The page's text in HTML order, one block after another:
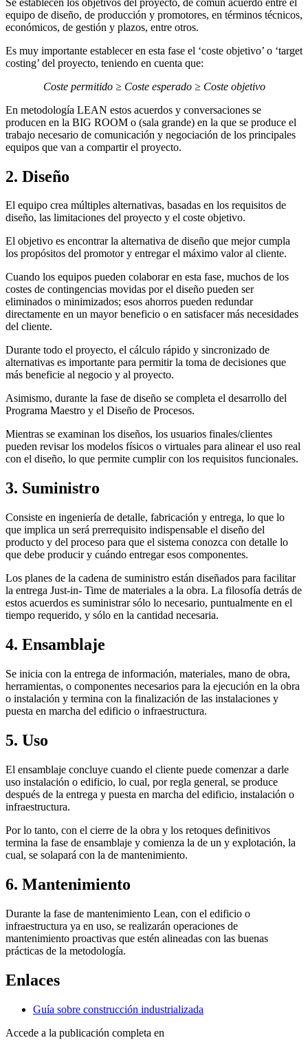
equipo de diseño, de producción y promotores, en términos técnicos,
económicos, de gestión y plazos, entre otros.
Es muy importante establecer en esta fase el ‘coste objetivo’ o ‘target
costing’ del proyecto, teniendo en cuenta que:
Coste permitido ≥ Coste esperado ≥ Coste objetivo
En metodología LEAN estos acuerdos y conversaciones se
producen en la BIG ROOM o (sala grande) en la que se produce el
trabajo necesario de comunicación y negociación de los principales
equipos que van a compartir el proyecto.
2. Diseño
El equipo crea múltiples alternativas, basadas en los requisitos de
diseño, las limitaciones del proyecto y el coste objetivo.
El objetivo es encontrar la alternativa de diseño que mejor cumpla
los propósitos del promotor y entregar el máximo valor al cliente.
Cuando los equipos pueden colaborar en esta fase, muchos de los
costes de contingencias movidas por el diseño pueden ser
eliminados o minimizados; esos ahorros pueden redundar
directamente en un mayor beneficio o en satisfacer más necesidades
del cliente.
Durante todo el proyecto, el cálculo rápido y sincronizado de
alternativas es importante para permitir la toma de decisiones que
más beneficie al negocio y al proyecto.
Asimismo, durante la fase de diseño se completa el desarrollo del
Programa Maestro y el Diseño de Procesos.
Mientras se examinan los diseños, los usuarios finales/clientes
pueden revisar los modelos físicos o virtuales para alinear el uso real
con el diseño, lo que permite cumplir con los requisitos funcionales.
3. Suministro
Consiste en ingeniería de detalle, fabricación y entrega, lo que lo
que implica un será prerrequisito indispensable el diseño del
producto y del proceso para que el sistema conozca con detalle lo
que debe producir y cuándo entregar esos componentes.
Los planes de la cadena de suministro están diseñados para facilitar
la entrega Just-in- Time de materiales a la obra. La filosofía detrás de
estos acuerdos es suministrar sólo lo necesario, puntualmente en el
tiempo requerido, y sólo en la cantidad necesaria.
4. Ensamblaje
Se inicia con la entrega de información, materiales, mano de obra,
herramientas, o componentes necesarios para la ejecución en la obra
o instalación y termina con la finalización de las instalaciones y
puesta en marcha del edificio o infraestructura.
5. Uso
El ensamblaje concluye cuando el cliente puede comenzar a darle
uso instalación o edificio, lo cual, por regla general, se produce
después de la entrega y puesta en marcha del edificio, instalación o
infraestructura.
Por lo tanto, con el cierre de la obra y los retoques definitivos
termina la fase de ensamblaje y comienza la de un y explotación, la
cual, se solapará con la de mantenimiento.
6. Mantenimiento
Durante la fase de mantenimiento Lean, con el edificio o
infraestructura ya en uso, se realizarán operaciones de
mantenimiento proactivas que estén alineadas con las buenas
prácticas de la metodología.
Enlaces
Guía sobre construcción industrializada
Accede a la publicación completa en